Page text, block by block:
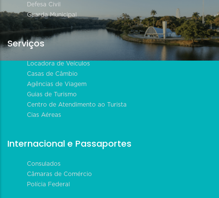
Defesa Civil
Guarda Municipal
Serviços
Locadora de Veículos
Casas de Câmbio
Agências de Viagem
Guias de Turismo
Centro de Atendimento ao Turista
Cias Aéreas
Internacional e Passaportes
Consulados
Câmaras de Comércio
Polícia Federal